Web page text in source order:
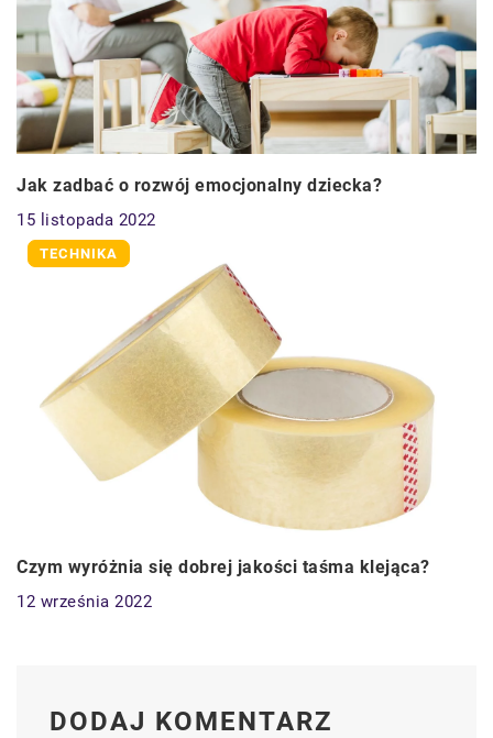
Jak zadbać o rozwój emocjonalny dziecka?
15 listopada 2022
TECHNIKA
Czym wyróżnia się dobrej jakości taśma klejąca?
12 września 2022
DODAJ KOMENTARZ